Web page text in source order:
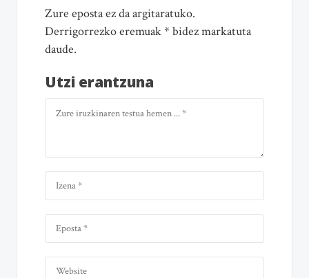
Zure eposta ez da argitaratuko.
Derrigorrezko eremuak * bidez markatuta
daude.
Utzi erantzuna